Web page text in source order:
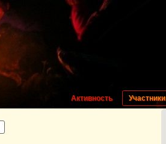
Активность Участники